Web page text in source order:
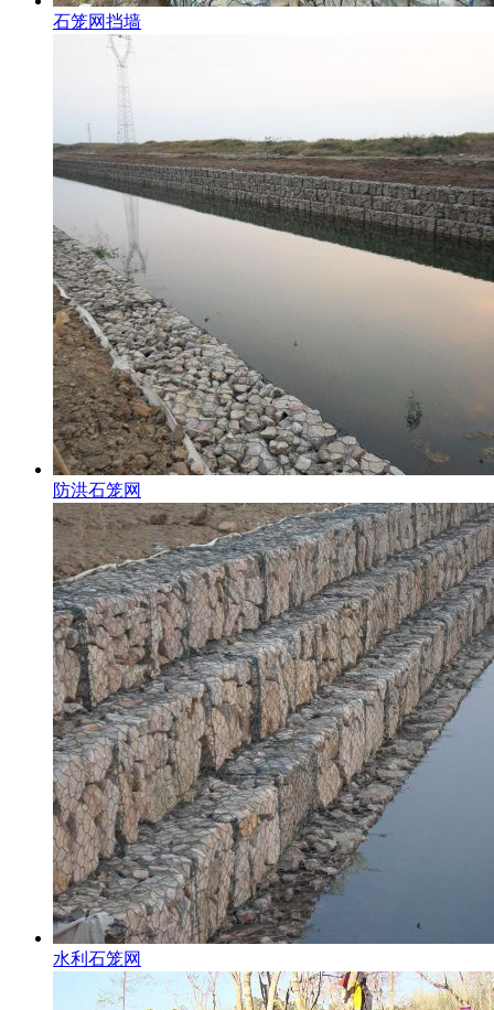
石笼网挡墙
防洪石笼网
水利石笼网